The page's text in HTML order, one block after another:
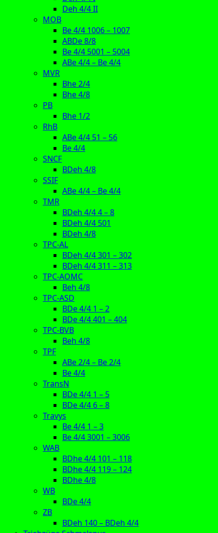
Deh 4/4 II
MOB
Be 4/4 1006 – 1007
ABDe 8/8
Be 4/4 5001 – 5004
ABe 4/4 – Be 4/4
MVR
Bhe 2/4
Bhe 4/8
PB
Bhe 1/2
RhB
ABe 4/4 51 – 56
Be 4/4
SNCF
BDeh 4/8
SSIF
ABe 4/4 – Be 4/4
TMR
BDeh 4/4 4 – 8
BDeh 4/4 501
BDeh 4/8
TPC-AL
BDeh 4/4 301 – 302
BDeh 4/4 311 – 313
TPC-AOMC
Beh 4/8
TPC-ASD
BDe 4/4 1 – 2
BDe 4/4 401 – 404
TPC-BVB
Beh 4/8
TPF
ABe 2/4 – Be 2/4
Be 4/4
TransN
BDe 4/4 1 – 5
BDe 4/4 6 – 8
Travys
Be 4/4 1 – 3
Be 4/4 3001 – 3006
WAB
BDhe 4/4 101 – 118
BDhe 4/4 119 – 124
BDhe 4/8
WB
BDe 4/4
ZB
BDeh 140 – BDeh 4/4